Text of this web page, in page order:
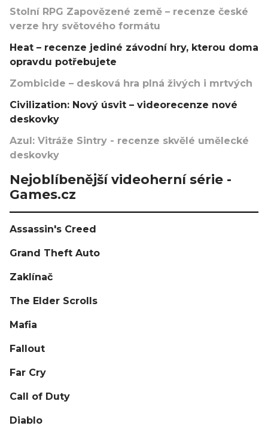
Stolní RPG Zapovězené země – recenze české
verze hry světového formátu
Heat – recenze jediné závodní hry, kterou doma
opravdu potřebujete
Zombicide – desková hra plná živých i mrtvých
Civilization: Nový úsvit – videorecenze nové
deskovky
Azul: Vitráže Sintry - recenze skvělé umělecké
deskovky
Nejoblíbenější videoherní série -
Games.cz
Assassin's Creed
Grand Theft Auto
Zaklínač
The Elder Scrolls
Mafia
Fallout
Far Cry
Call of Duty
Diablo